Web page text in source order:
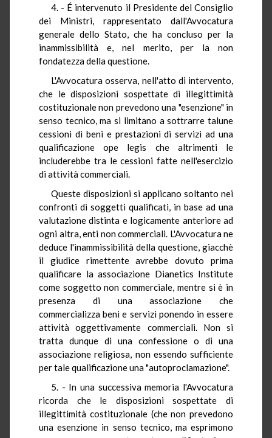
4. - É intervenuto il Presidente del Consiglio
dei Ministri, rappresentato dall'Avvocatura
generale dello Stato, che ha concluso per la
inammissibilità e, nel merito, per la non
fondatezza della questione.
L'Avvocatura osserva, nell'atto di intervento,
che le disposizioni sospettate di illegittimità
costituzionale non prevedono una "esenzione" in
senso tecnico, ma si limitano a sottrarre talune
cessioni di beni e prestazioni di servizi ad una
qualificazione ope legis che altrimenti le
includerebbe tra le cessioni fatte nell'esercizio
di attività commerciali.
Queste disposizioni si applicano soltanto nei
confronti di soggetti qualificati, in base ad una
valutazione distinta e logicamente anteriore ad
ogni altra, enti non commerciali. L'Avvocatura ne
deduce l'inammissibilità della questione, giacchè
il giudice rimettente avrebbe dovuto prima
qualificare la associazione Dianetics Institute
come soggetto non commerciale, mentre si è in
presenza di una associazione che
commercializza beni e servizi ponendo in essere
attività oggettivamente commerciali. Non si
tratta dunque di una confessione o di una
associazione religiosa, non essendo sufficiente
per tale qualificazione una "autoproclamazione".
5. - In una successiva memoria l'Avvocatura
ricorda che le disposizioni sospettate di
illegittimità costituzionale (che non prevedono
una esenzione in senso tecnico, ma esprimono